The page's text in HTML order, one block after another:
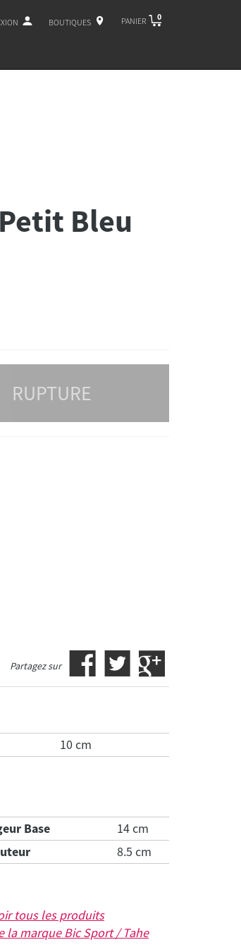
BOUTIQUES PANIER 0
Bleu
RUPTURE
Partagez sur
10 cm
Base
14 cm
8.5 cm
tous les produits
la marqueBic Sport / Tahe